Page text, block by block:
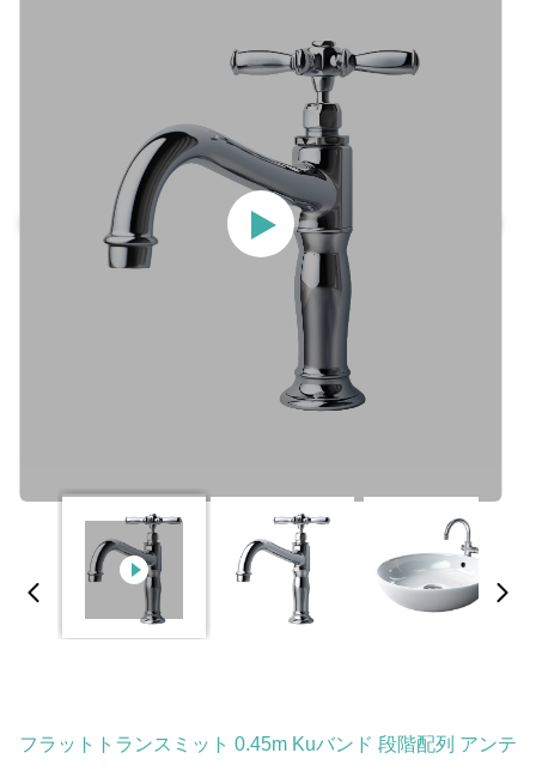
フラットトランスミット 0.45m Kuバンド 段階配列 アンテ